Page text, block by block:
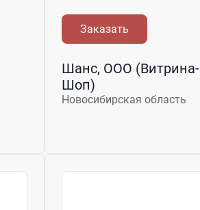
Заказать
Шанс, ООО (Витрина-
Шоп)
Новосибирская область